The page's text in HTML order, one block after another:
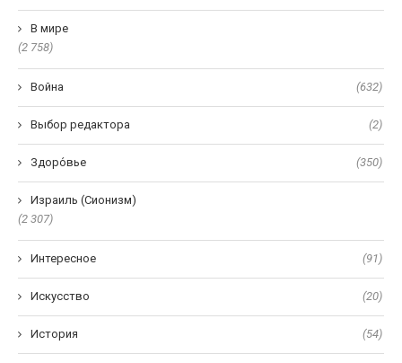
В мире
(2 758)
Война (632)
Выбор редактора (2)
Здоро́вье (350)
Израиль (Сионизм)
(2 307)
Интересное (91)
Искусство (20)
История (54)